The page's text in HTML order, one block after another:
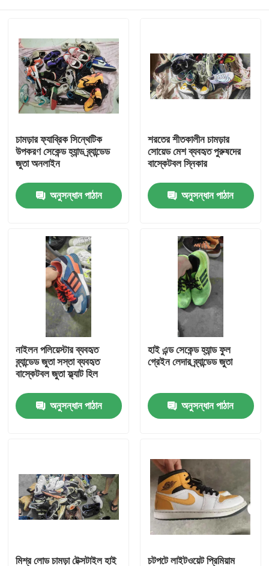
আমাদের সম্পর্কে
কারখানা ভ্রমণ
মান নিয়ন্ত্রণ
উদ্ধৃতির জন্য আবেদন
ব্যবহৃত ফ্যাশন পোশাক
প্রাথমিক শিশুদের পোশাক
চামড়ার ফ্যাব্রিক সিন্থেটিক
উপকরণ সেকেন্ড হ্যান্ড ব্র্যান্ডেড
জুতা অনলাইন
অনুসন্ধান পাঠান
শরতের শীতকালীন চামড়ার
সোয়েড মেশ ব্যবহৃত পুরুষদের
বাস্কেটবল স্নিকার
অনুসন্ধান পাঠান
নাইলন পলিয়েস্টার ব্যবহৃত
ব্র্যান্ডেড জুতা সস্তা ব্যবহৃত
বাস্কেটবল জুতা ফ্ল্যাট হিল
অনুসন্ধান পাঠান
হাই এন্ড সেকেন্ড হ্যান্ড ফুল
গ্রেইন লেদার ব্র্যান্ডেড জুতা
অনুসন্ধান পাঠান
মিশ্র লোড চামড়া টেক্সটাইল হাই চটপটে লাইটওয়েট প্রিমিয়াম